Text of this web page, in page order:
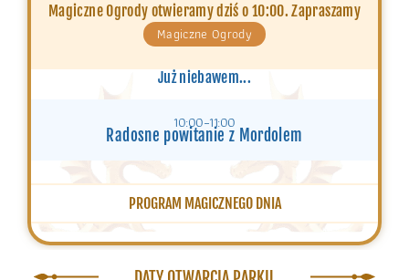
Magiczne Ogrody otwieramy dziś o 10:00. Zapraszamy
Magiczne Ogrody
Już niebawem...
10:00–11:00
Radosne powitanie z Mordolem
PROGRAM MAGICZNEGO DNIA